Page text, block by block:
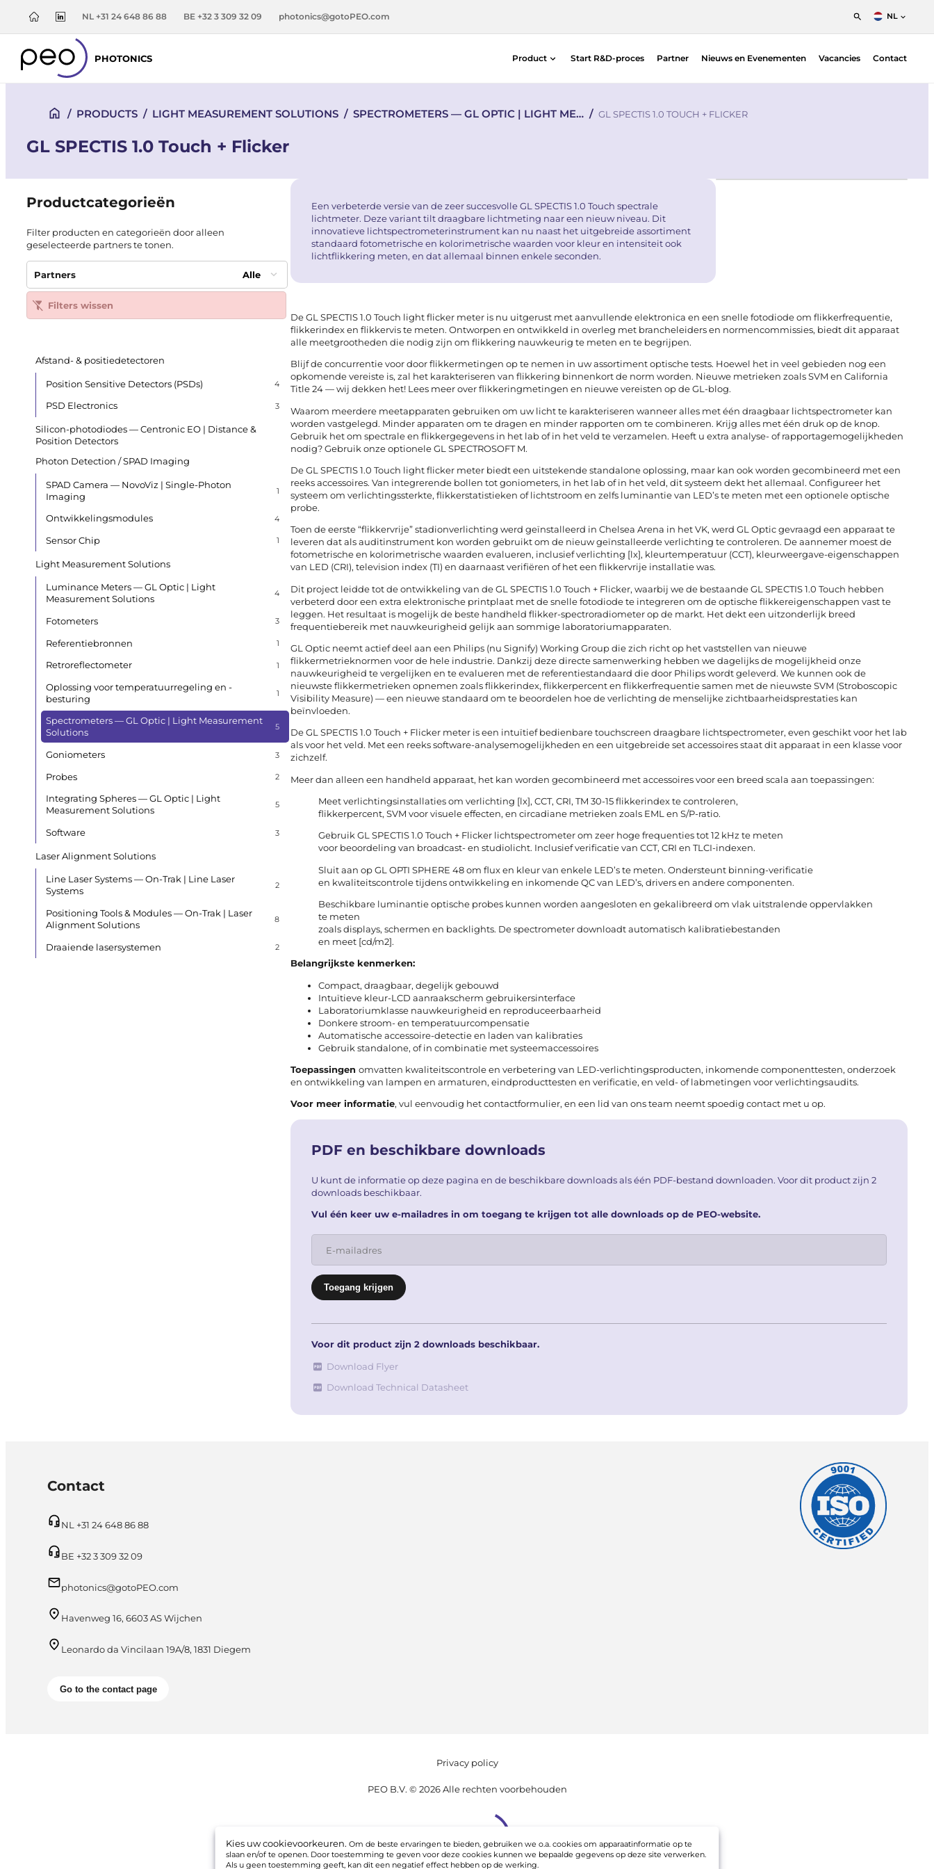
NL +31 24 648 86 88 BE +32 3 309 32 09 photonics@gotoPEO.com NL
English
Nederlands
PHOTONICS Product
Silicon-photodiodes — Centronic EO |
PSD Electronics
Start R&D-proces Partner Nieuws en Evenementen Vacancies Contact
/ PRODUCTS / LIGHT MEASUREMENT SOLUTIONS / SPECTROMETERS — GL OPTIC | LIGHT ME… / GL SPECTIS 1.0 TOUCH + FLICKER
GL SPECTIS 1.0 Touch + Flicker
Productcategorieën
Filter producten en categorieën door alleen
geselecteerde partners te tonen.
Partners Alle
Filters wissen
Afstand- & positiedetectoren
Position Sensitive Detectors (PSDs) 4
PSD Electronics 3
Silicon-photodiodes — Centronic EO | Distance &
Position Detectors
Photon Detection / SPAD Imaging
SPAD Camera — NovoViz | Single-Photon
Imaging
1
Ontwikkelingsmodules 4
Sensor Chip 1
Light Measurement Solutions
Luminance Meters — GL Optic | Light
Measurement Solutions
4
Fotometers 3
Referentiebronnen 1
Retroreflectometer 1
Oplossing voor temperatuurregeling en -
besturing
1
Spectrometers — GL Optic | Light Measurement
Solutions
5
Goniometers 3
Probes 2
Integrating Spheres — GL Optic | Light
Measurement Solutions
5
Software 3
Laser Alignment Solutions
Line Laser Systems — On-Trak | Line Laser
Systems
2
Positioning Tools & Modules — On-Trak | Laser
Alignment Solutions
8
Draaiende lasersystemen 2
Een verbeterde versie van de zeer succesvolle GL SPECTIS 1.0 Touch spectrale
lichtmeter. Deze variant tilt draagbare lichtmeting naar een nieuw niveau. Dit
innovatieve lichtspectrometerinstrument kan nu naast het uitgebreide assortiment
standaard fotometrische en kolorimetrische waarden voor kleur en intensiteit ook
lichtflikkering meten, en dat allemaal binnen enkele seconden.
De GL SPECTIS 1.0 Touch light flicker meter is nu uitgerust met aanvullende elektronica en een snelle fotodiode om flikkerfrequentie,
flikkerindex en flikkervis te meten. Ontworpen en ontwikkeld in overleg met brancheleiders en normencommissies, biedt dit apparaat
alle meetgrootheden die nodig zijn om flikkering nauwkeurig te meten en te begrijpen.
Blijf de concurrentie voor door flikkermetingen op te nemen in uw assortiment optische tests. Hoewel het in veel gebieden nog een
opkomende vereiste is, zal het karakteriseren van flikkering binnenkort de norm worden. Nieuwe metrieken zoals SVM en California
Title 24 — wij dekken het! Lees meer over flikkeringmetingen en nieuwe vereisten op de GL-blog.
Waarom meerdere meetapparaten gebruiken om uw licht te karakteriseren wanneer alles met één draagbaar lichtspectrometer kan
worden vastgelegd. Minder apparaten om te dragen en minder rapporten om te combineren. Krijg alles met één druk op de knop.
Gebruik het om spectrale en flikkergegevens in het lab of in het veld te verzamelen. Heeft u extra analyse- of rapportagemogelijkheden
nodig? Gebruik onze optionele GL SPECTROSOFT M.
De GL SPECTIS 1.0 Touch light flicker meter biedt een uitstekende standalone oplossing, maar kan ook worden gecombineerd met een
reeks accessoires. Van integrerende bollen tot goniometers, in het lab of in het veld, dit systeem dekt het allemaal. Configureer het
systeem om verlichtingssterkte, flikkerstatistieken of lichtstroom en zelfs luminantie van LED’s te meten met een optionele optische
probe.
Toen de eerste “flikkervrije” stadionverlichting werd geïnstalleerd in Chelsea Arena in het VK, werd GL Optic gevraagd een apparaat te
leveren dat als auditinstrument kon worden gebruikt om de nieuw geïnstalleerde verlichting te controleren. De aannemer moest de
fotometrische en kolorimetrische waarden evalueren, inclusief verlichting [lx], kleurtemperatuur (CCT), kleurweergave-eigenschappen
van LED (CRI), television index (TI) en daarnaast verifiëren of het een flikkervrije installatie was.
Dit project leidde tot de ontwikkeling van de GL SPECTIS 1.0 Touch + Flicker, waarbij we de bestaande GL SPECTIS 1.0 Touch hebben
verbeterd door een extra elektronische printplaat met de snelle fotodiode te integreren om de optische flikkereigenschappen vast te
leggen. Het resultaat is mogelijk de beste handheld flikker-spectroradiometer op de markt. Het dekt een uitzonderlijk breed
frequentiebereik met nauwkeurigheid gelijk aan sommige laboratoriumapparaten.
GL Optic neemt actief deel aan een Philips (nu Signify) Working Group die zich richt op het vaststellen van nieuwe
flikkermetrieknormen voor de hele industrie. Dankzij deze directe samenwerking hebben we dagelijks de mogelijkheid onze
nauwkeurigheid te vergelijken en te evalueren met de referentiestandaard die door Philips wordt geleverd. We kunnen ook de
nieuwste flikkermetrieken opnemen zoals flikkerindex, flikkerpercent en flikkerfrequentie samen met de nieuwste SVM (Stroboscopic
Visibility Measure) — een nieuwe standaard om te beoordelen hoe de verlichting de menselijke zichtbaarheidsprestaties kan
beïnvloeden.
De GL SPECTIS 1.0 Touch + Flicker meter is een intuïtief bedienbare touchscreen draagbare lichtspectrometer, even geschikt voor het lab
als voor het veld. Met een reeks software-analysemogelijkheden en een uitgebreide set accessoires staat dit apparaat in een klasse voor
zichzelf.
Meer dan alleen een handheld apparaat, het kan worden gecombineerd met accessoires voor een breed scala aan toepassingen:
Meet verlichtingsinstallaties om verlichting [lx], CCT, CRI, TM 30-15 flikkerindex te controleren,
flikkerpercent, SVM voor visuele effecten, en circadiane metrieken zoals EML en S/P-ratio.
Gebruik GL SPECTIS 1.0 Touch + Flicker lichtspectrometer om zeer hoge frequenties tot 12 kHz te meten
voor beoordeling van broadcast- en studiolicht. Inclusief verificatie van CCT, CRI en TLCI-indexen.
Sluit aan op GL OPTI SPHERE 48 om flux en kleur van enkele LED’s te meten. Ondersteunt binning-verificatie
en kwaliteitscontrole tijdens ontwikkeling en inkomende QC van LED’s, drivers en andere componenten.
Beschikbare luminantie optische probes kunnen worden aangesloten en gekalibreerd om vlak uitstralende oppervlakken
te meten
zoals displays, schermen en backlights. De spectrometer downloadt automatisch kalibratiebestanden
en meet [cd/m2].
Belangrijkste kenmerken:
Compact, draagbaar, degelijk gebouwd
Intuïtieve kleur-LCD aanraakscherm gebruikersinterface
Laboratoriumklasse nauwkeurigheid en reproduceerbaarheid
Donkere stroom- en temperatuurcompensatie
Automatische accessoire-detectie en laden van kalibraties
Gebruik standalone, of in combinatie met systeemaccessoires
Toepassingenomvatten kwaliteitscontrole en verbetering van LED-verlichtingsproducten, inkomende componenttesten, onderzoek
en ontwikkeling van lampen en armaturen, eindproducttesten en verificatie, en veld- of labmetingen voor verlichtingsaudits.
Voor meer informatie, vul eenvoudig hetcontactformulier, en een lid van ons team neemt spoedig contact met u op.
PDF en beschikbare downloads
U kunt de informatie op deze pagina en de beschikbare downloads als één PDF-bestand downloaden. Voor dit product zijn 2
downloads beschikbaar.
Vul één keer uw e-mailadres in om toegang te krijgen tot alle downloads op de PEO-website.
Voor dit product zijn 2 downloads beschikbaar.
Download Flyer
Download Technical Datasheet
Contact
NL +31 24 648 86 88
BE +32 3 309 32 09
photonics@gotoPEO.com
Havenweg 16, 6603 AS Wijchen
Leonardo da Vincilaan 19A/8, 1831 Diegem
Go to the contact page
Privacy policy
PEO B.V. © 2026 Alle rechten voorbehouden
Kies uw cookievoorkeuren. Om de beste ervaringen te bieden, gebruiken we o.a. cookies om apparaatinformatie op te
slaan en/of te openen. Door toestemming te geven voor deze cookies kunnen we bepaalde gegevens op deze site verwerken.
Als u geen toestemming geeft, kan dit een negatief effect hebben op de werking.